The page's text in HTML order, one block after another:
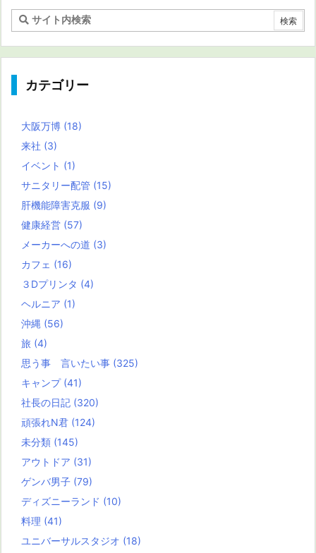
カテゴリー
大阪万博 (18)
来社 (3)
イベント (1)
サニタリー配管 (15)
肝機能障害克服 (9)
健康経営 (57)
メーカーへの道 (3)
カフェ (16)
３Dプリンタ (4)
ヘルニア (1)
沖縄 (56)
旅 (4)
思う事 言いたい事 (325)
キャンプ (41)
社長の日記 (320)
頑張れN君 (124)
未分類 (145)
アウトドア (31)
ゲンバ男子 (79)
ディズニーランド (10)
料理 (41)
ユニバーサルスタジオ (18)